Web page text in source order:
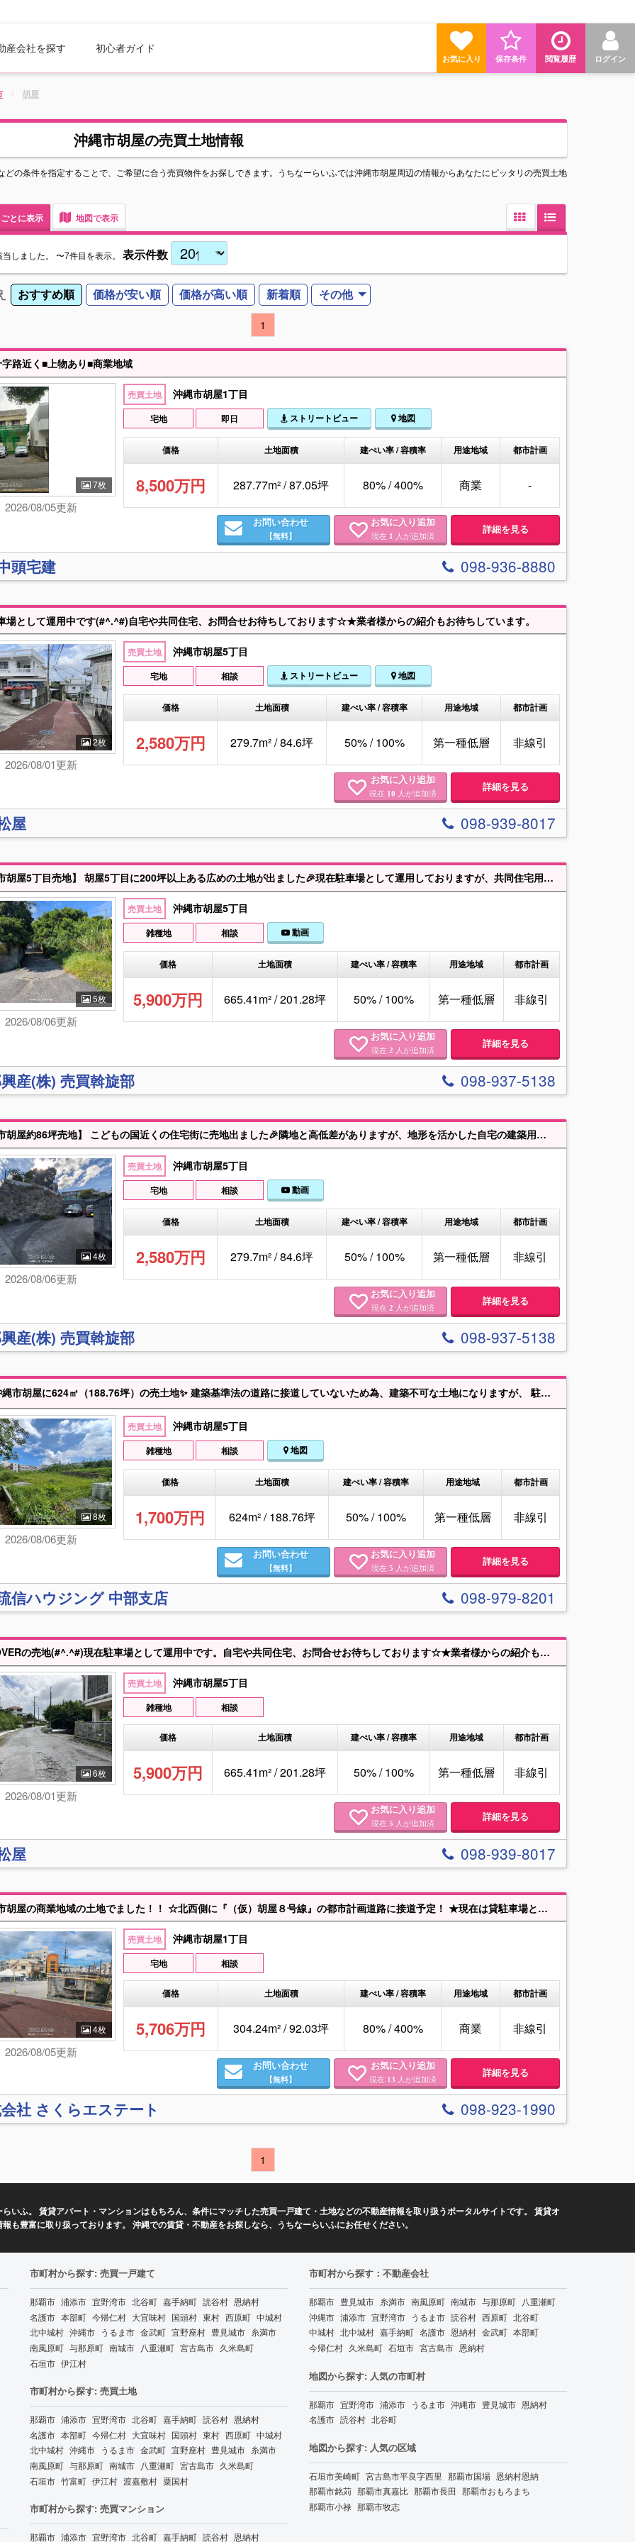
産会社を探す 初心者ガイド
ログイン
閲覧履歴
保存条件
お気に入り
胡屋
沖縄市胡屋の売買土地情報
の条件を指定することで、ご希望に合う売買物件をお探しできます。うちなーらいふでは沖縄市胡屋周辺の情報からあなたにピッタリの売買土地
とに表示 地図で表示
しました。 〜7件目を表示。 表示件数
おすすめ順 価格が安い順 価格が高い順 新着順 その他
1
路近く■上物あり■商業地域
7枚
2026/08/05更新
売買土地 沖縄市胡屋1丁目
宅地 即日 ストリートビュー 地図
価格 土地面積 建ぺい率 / 容積率 用途地域 都市計画
8,500万円 287.77m² / 87.05坪 80% / 400% 商業 -
お問い合わせ
【無料】
お気に入り追加
現在 1 人が追加済 詳細を見る
頭宅建 098-936-8880
場として運用中です(#^.^#)自宅や共同住宅、お問合せお待ちしております☆★業者様からの紹介もお待ちしています。
2枚
2026/08/01更新
売買土地 沖縄市胡屋5丁目
宅地 相談 ストリートビュー 地図
価格 土地面積 建ぺい率 / 容積率 用途地域 都市計画
2,580万円 279.7m² / 84.6坪 50% / 100% 第一種低層 非線引
お気に入り追加
現在 10 人が追加済 詳細を見る
屋 098-939-8017
【沖縄市胡屋5丁目売地】 胡屋5丁目に200坪以上ある広めの土地が出ました🎉現在駐車場として運用しておりますが、共同住宅用地などに如何ですか！
5枚
2026/08/06更新
売買土地 沖縄市胡屋5丁目
雑種地 相談 動画
価格 土地面積 建ぺい率 / 容積率 用途地域 都市計画
5,900万円 665.41m² / 201.28坪 50% / 100% 第一種低層 非線引
お気に入り追加
現在2 人が追加済 詳細を見る
産(株) 売買斡旋部 098-937-5138
【沖縄市胡屋約86坪売地】 こどもの国近くの住宅街に売地出ました🎉隣地と高低差がありますが、地形を活かした自宅の建築用地に如何ですか🌈
4枚
2026/08/06更新
売買土地 沖縄市胡屋5丁目
宅地 相談 動画
価格 土地面積 建ぺい率 / 容積率 用途地域 都市計画
2,580万円 279.7m² / 84.6坪 50% / 100% 第一種低層 非線引
お気に入り追加
現在2 人が追加済 詳細を見る
産(株) 売買斡旋部 098-937-5138
胡屋に624㎡（188.76坪）の売土地✨ 建築基準法の道路に接道していないため為、建築不可な土地になりますが、 駐車場・ヤード・資材置場など事業用地としてご活用いただけます。
8枚
2026/08/06更新
売買土地 沖縄市胡屋5丁目
雑種地 相談 地図
価格 土地面積 建ぺい率 / 容積率 用途地域 都市計画
1,700万円 624m² / 188.76坪 50% / 100% 第一種低層 非線引
お問い合わせ
【無料】
お気に入り追加
現在5 人が追加済 詳細を見る
信ハウジング 中部支店 098-979-8201
200坪OVERの売地(#^.^#)現在駐車場として運用中です。自宅や共同住宅、お問合せお待ちしております☆★業者様からの紹介もお待ちしています。
6枚
2026/08/01更新
売買土地 沖縄市胡屋5丁目
雑種地 相談
価格 土地面積 建ぺい率 / 容積率 用途地域 都市計画
5,900万円 665.41m² / 201.28坪 50% / 100% 第一種低層 非線引
お気に入り追加
現在5 人が追加済 詳細を見る
屋 098-939-8017
★沖縄市胡屋の商業地域の土地でました！！ ☆北西側に『（仮）胡屋８号線』の都市計画道路に接道予定！ ★現在は貸駐車場として利用中（月額96,000円）
4枚
2026/08/05更新
売買土地 沖縄市胡屋1丁目
宅地 相談
価格 土地面積 建ぺい率 / 容積率 用途地域 都市計画
5,706万円 304.24m² / 92.03坪 80% / 400% 商業 非線引
お問い合わせ
【無料】
お気に入り追加
現在 13 人が追加済 詳細を見る
社 さくらエステート 098-923-1990
1
いふ。 賃貸アパート・マンションはもちろん、条件にマッチした売買一戸建て・土地などの不動産情報を取り扱うポータルサイトです。 賃貸オ
も豊富に取り扱っております。 沖縄での賃貸・不動産をお探しなら、うちなーらいふにお任せください。
市町村から探す: 売買一戸建て
那覇市 浦添市 宜野湾市 北谷町 嘉手納町 読谷村 恩納村
名護市 本部町 今帰仁村 大宜味村 国頭村 東村 西原町 中城村
北中城村 沖縄市 うるま市 金武町 宜野座村 豊見城市 糸満市
南風原町 与那原町 南城市 八重瀬町 宮古島市 久米島町
石垣市 伊江村
市町村から探す: 売買土地
那覇市 浦添市 宜野湾市 北谷町 嘉手納町 読谷村 恩納村
名護市 本部町 今帰仁村 大宜味村 国頭村 東村 西原町 中城村
北中城村 沖縄市 うるま市 金武町 宜野座村 豊見城市 糸満市
南風原町 与那原町 南城市 八重瀬町 宮古島市 久米島町
石垣市 竹富町 伊江村 渡嘉敷村 粟国村
市町村から探す: 売買マンション
那覇市 浦添市 宜野湾市 北谷町 嘉手納町 読谷村 恩納村
市町村から探す：不動産会社
那覇市 豊見城市 糸満市 南風原町 南城市 与那原町 八重瀬町
沖縄市 浦添市 宜野湾市 うるま市 読谷村 西原町 北谷町
中城村 北中城村 嘉手納町 名護市 恩納村 金武町 本部町
今帰仁村 久米島町 石垣市 宮古島市 恩納村
地図から探す: 人気の市町村
那覇市 宜野湾市 浦添市 うるま市 沖縄市 豊見城市 恩納村
名護市 読谷村 北谷町
地図から探す: 人気の区域
石垣市美崎町 宮古島市平良字西里 那覇市国場 恩納村恩納
那覇市銘苅 那覇市真嘉比 那覇市長田 那覇市おもろまち
那覇市小禄 那覇市牧志